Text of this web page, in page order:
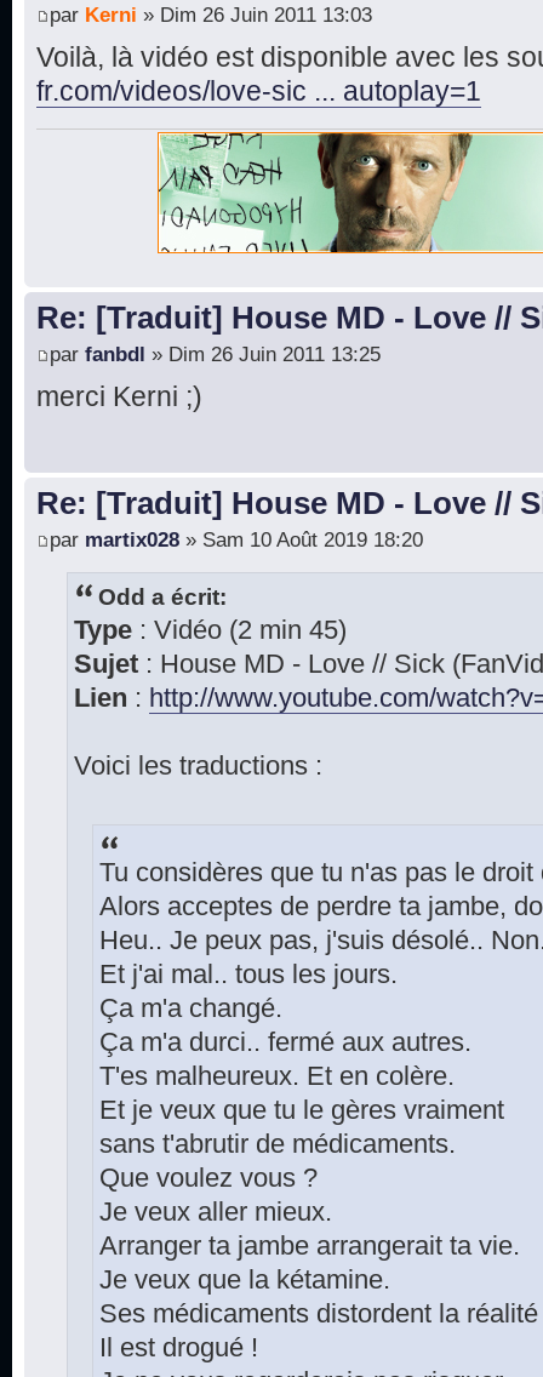
par Kerni » Dim 26 Juin 2011 13:03
Voilà, là vidéo est disponible avec les
fr.com/videos/love-sic ... autoplay=1
Re: [Traduit] House MD - Love //
par fanbdl » Dim 26 Juin 2011 13:25
merci Kerni ;)
Re: [Traduit] House MD - Love //
par martix028 » Sam 10 Août 2019 18:20
Odd a écrit:
Type : Vidéo (2 min 45)
Sujet : House MD - Love // Sick
Lien : http://www.youtube.com/
Voici les traductions :
Tu considères que tu n'as pas le droit
Alors acceptes de perdre ta jambe,
Heu.. Je peux pas, j'suis désolé..
Et j'ai mal.. tous les jours.
Ça m'a changé.
Ça m'a durci.. fermé aux autres.
T'es malheureux. Et en colère.
Et je veux que tu le gères vraiment
sans t'abrutir de médicaments.
Que voulez vous ?
Je veux aller mieux.
Arranger ta jambe arrangerait ta vie.
Je veux que la kétamine.
Ses médicaments distordent la réalité
Il est drogué !